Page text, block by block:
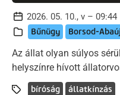
2026. 05. 10., v – 09:44
Bűnügy Borsod-
Az állat olyan súlyos
helyszínre hívott
bíróság állatkínzás